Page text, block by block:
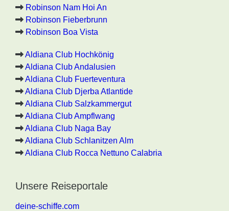
Robinson Nam Hoi An
Robinson Fieberbrunn
Robinson Boa Vista
Aldiana Club Hochkönig
Aldiana Club Andalusien
Aldiana Club Fuerteventura
Aldiana Club Djerba Atlantide
Aldiana Club Salzkammergut
Aldiana Club Ampflwang
Aldiana Club Naga Bay
Aldiana Club Schlanitzen Alm
Aldiana Club Rocca Nettuno Calabria
Unsere Reiseportale
deine-schiffe.com